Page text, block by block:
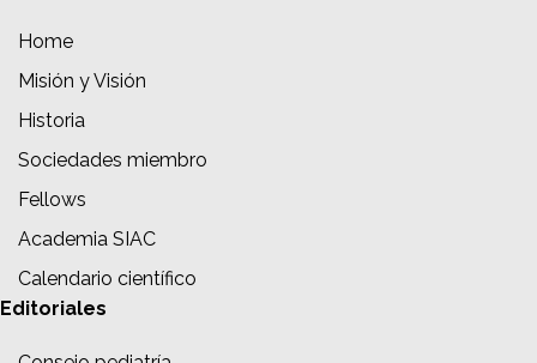
Home
Misión y Visión
Historia
Sociedades miembro
Fellows
Academia SIAC
Calendario científico
Editoriales